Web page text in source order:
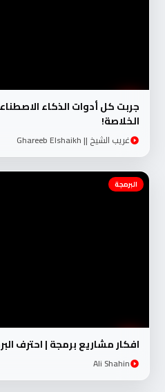
الخلاصة!
غريب الشيخ || Ghareeb Elshaikh
البرمجة
افكار مشاريع برمجة | احترف
Ali Shahin